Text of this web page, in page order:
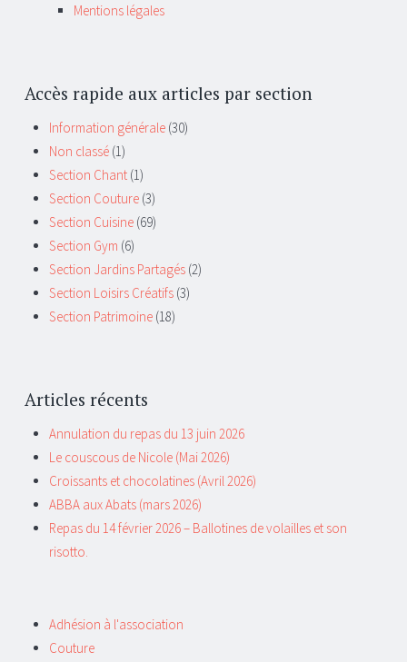
Mentions légales
Accès rapide aux articles par section
Information générale (30)
Non classé (1)
Section Chant (1)
Section Couture (3)
Section Cuisine (69)
Section Gym (6)
Section Jardins Partagés (2)
Section Loisirs Créatifs (3)
Section Patrimoine (18)
Articles récents
Annulation du repas du 13 juin 2026
Le couscous de Nicole (Mai 2026)
Croissants et chocolatines (Avril 2026)
ABBA aux Abats (mars 2026)
Repas du 14 février 2026 – Ballotines de volailles et son
risotto.
Adhésion à l'association
Couture